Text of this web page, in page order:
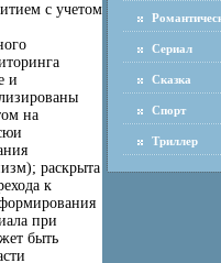
с учетом
и
на
раскрыта
к
при
быть
Сериал
Сказка
Спорт
Триллер